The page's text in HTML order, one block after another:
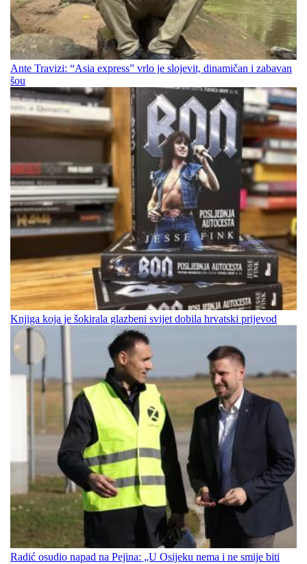
Ante Travizi: “Asia express” vrlo je slojevit, dinamičan i zabavan
šou
Knjiga koja je šokirala glazbeni svijet dobila hrvatski prijevod
Radić osudio napad na Pejina: „U Osijeku nema i ne smije biti